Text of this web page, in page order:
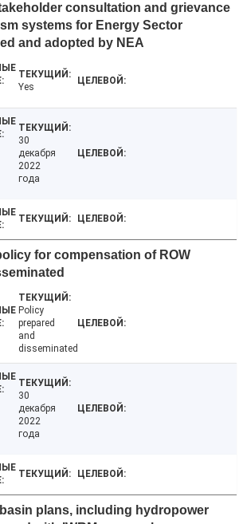
consultation and grievance
systems for Energy Sector
and adopted by NEA
Yes
30
декабря
2022
года
for compensation of ROW
Policy
prepared
and
disseminated
30
декабря
2022
года
plans, including hydropower